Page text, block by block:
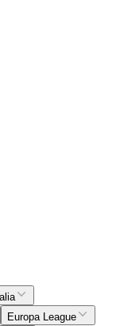
Europa League